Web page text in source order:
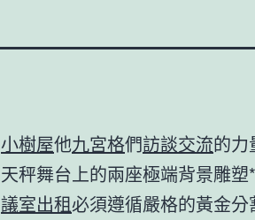
小樹屋他九宮格們訪談交流的力
天秤舞台上的兩座極端背景雕
議室出租必須遵循嚴格的黃金